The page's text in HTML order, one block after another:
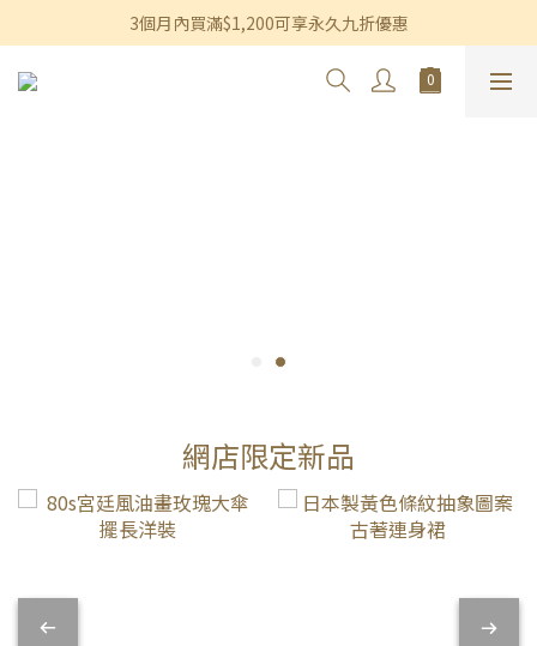
香港及澳門訂單滿$600即享免運費優惠
3個月內買滿$1,200可享永久九折優惠
網店限定新品